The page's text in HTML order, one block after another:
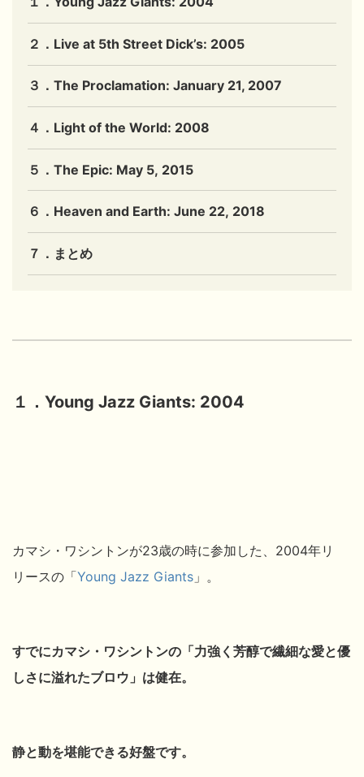
２．Live at 5th Street Dick’s: 2005
３．The Proclamation: January 21, 2007
４．Light of the World: 2008
５．The Epic: May 5, 2015
６．Heaven and Earth: June 22, 2018
７．まとめ
１．Young Jazz Giants: 2004
カマシ・ワシントンが23歳の時に参加した、2004年リ
リースの「Young Jazz Giants 」。
すでにカマシ・ワシントンの「力強く芳醇で繊細な愛と優
しさに溢れたブロウ 」は健在。
静と動を堪能できる好盤です。